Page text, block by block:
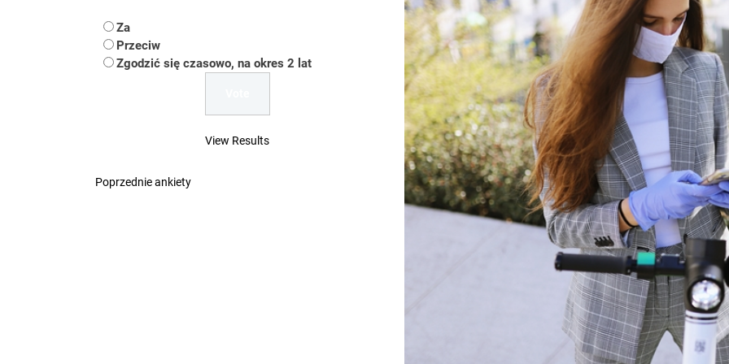
Uwaga Dębieńsko – woda nieprzydatna do spożycia!!!
Ilu mieszkańców ma Rybnik?
Dość komentowania kolejnych afer w ochronie zdrowia — czas zacząć mówić o
Za
Przeciw
Zgodzić się czasowo, na okres 2 lat
View Results
Poprzednie ankiety